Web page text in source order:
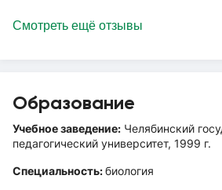
Смотреть ещё отзывы
Образование
Учебное заведение: Челябинский
педагогический университет, 1999 г.
Специальность:биология